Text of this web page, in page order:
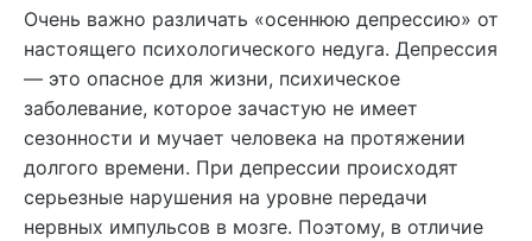
Очень важно различать «осеннюю депрессию» от
настоящего психологического недуга. Депрессия
— это опасное для жизни, психическое
заболевание, которое зачастую не имеет
сезонности и мучает человека на протяжении
долгого времени. При депрессии происходят
серьезные нарушения на уровне передачи
нервных импульсов в мозге. Поэтому, в отличие